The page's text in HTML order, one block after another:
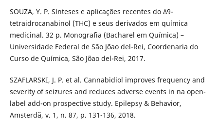
SOUZA, Y. P. Sínteses e aplicações recentes do ∆9-
tetraidrocanabinol (THC) e seus derivados em química
medicinal. 32 p. Monografia (Bacharel em Química) –
Universidade Federal de São Jõao del-Rei, Coordenaria do
Curso de Química, São Jõao del-Rei, 2017.
SZAFLARSKI, J. P. et al. Cannabidiol improves frequency and
severity of seizures and reduces adverse events in na open-
label add-on prospective study. Epilepsy & Behavior,
Amsterdã, v. 1, n. 87, p. 131-136, 2018.